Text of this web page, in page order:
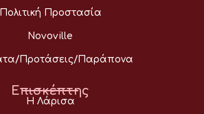
Πολιτική Προστασία
Novoville
Προτάσεις/Παράπονα
Επισκέπτης
Η Λάρισα